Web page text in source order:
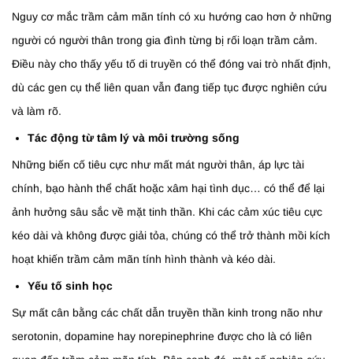
Nguy cơ mắc trầm cảm mãn tính có xu hướng cao hơn ở những
người có người thân trong gia đình từng bị rối loạn trầm cảm.
Điều này cho thấy yếu tố di truyền có thể đóng vai trò nhất định,
dù các gen cụ thể liên quan vẫn đang tiếp tục được nghiên cứu
và làm rõ.
Tác động từ tâm lý và môi trường sống
Những biến cố tiêu cực như mất mát người thân, áp lực tài
chính, bạo hành thể chất hoặc xâm hại tình dục… có thể để lại
ảnh hưởng sâu sắc về mặt tinh thần. Khi các cảm xúc tiêu cực
kéo dài và không được giải tỏa, chúng có thể trở thành mồi kích
hoạt khiến trầm cảm mãn tính hình thành và kéo dài.
Yếu tố sinh học
Sự mất cân bằng các chất dẫn truyền thần kinh trong não như
serotonin, dopamine hay norepinephrine được cho là có liên